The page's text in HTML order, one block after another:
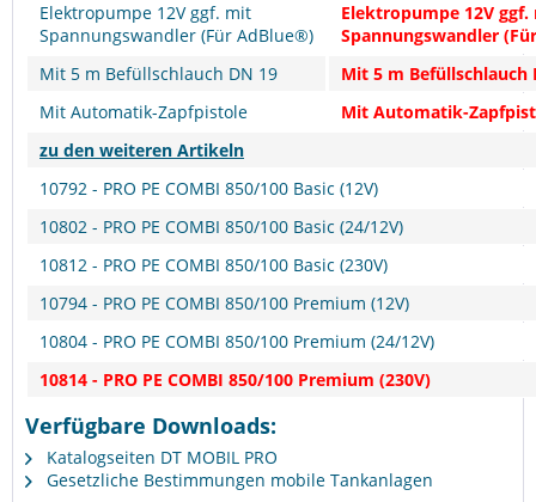
Elektropumpe 12V ggf. mit
Spannungswandler (Für AdBlue®)
Elektropumpe 12V
Spannungswandler
Mit 5 m Befüllschlauch DN 19
Mit 5 m Befüllschlauch
Mit Automatik-Zapfpistole
Mit Automatik-
zu den weiteren Artikeln
10792 - PRO PE COMBI 850/100 Basic (12V)
10802 - PRO PE COMBI 850/100 Basic (24/12V)
10812 - PRO PE COMBI 850/100 Basic (230V)
10794 - PRO PE COMBI 850/100 Premium (12V)
10804 - PRO PE COMBI 850/100 Premium (24/12V)
10814 - PRO PE COMBI 850/100 Premium (230V)
Verfügbare Downloads:
Katalogseiten DT MOBIL PRO
Gesetzliche Bestimmungen mobile Tankanlagen